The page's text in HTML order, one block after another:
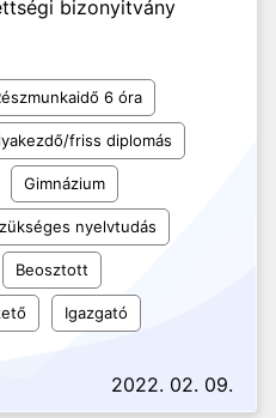
bizonyitvány
6 óra
friss diplomás
Gimnázium
nyelvtudás
Beosztott
Igazgató
2022. 02. 09.